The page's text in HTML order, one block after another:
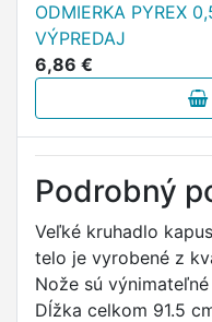
ODMIERKA PYREX
VÝPREDAJ
6,86 €
Podrobný
Veľké kruhadlo
telo je vyrobené z
Nože sú
Dĺžka celkom 91.5